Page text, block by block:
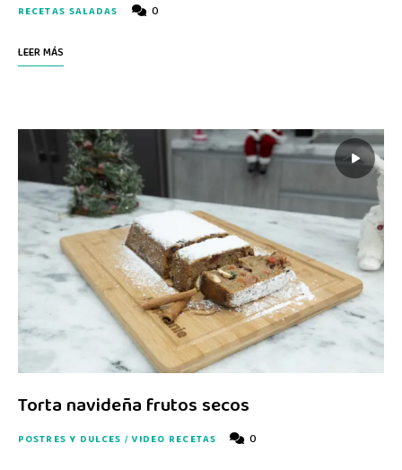
RECETAS SALADAS 0
LEER MÁS
Torta navideña frutos secos
POSTRES Y DULCES /VIDEO RECETAS 0